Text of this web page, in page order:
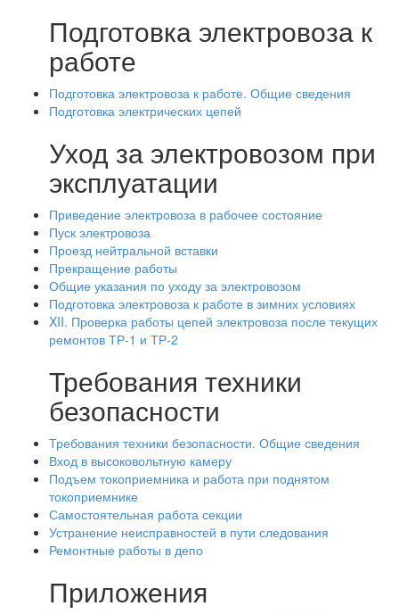
Подготовка электровоза к
работе
Подготовка электровоза к работе. Общие сведения
Подготовка электрических цепей
Уход за электровозом при
эксплуатации
Приведение электровоза в рабочее состояние
Пуск электровоза
Проезд нейтральной вставки
Прекращение работы
Общие указания по уходу за электровозом
Подготовка электровоза к работе в зимних условиях
XII. Проверка работы цепей электровоза после текущих
ремонтов ТР-1 и ТР-2
Требования техники
безопасности
Требования техники безопасности. Общие сведения
Вход в высоковольтную камеру
Подъем токоприемника и работа при поднятом
токоприемнике
Самостоятельная работа секции
Устранение неисправностей в пути следования
Ремонтные работы в депо
Приложения